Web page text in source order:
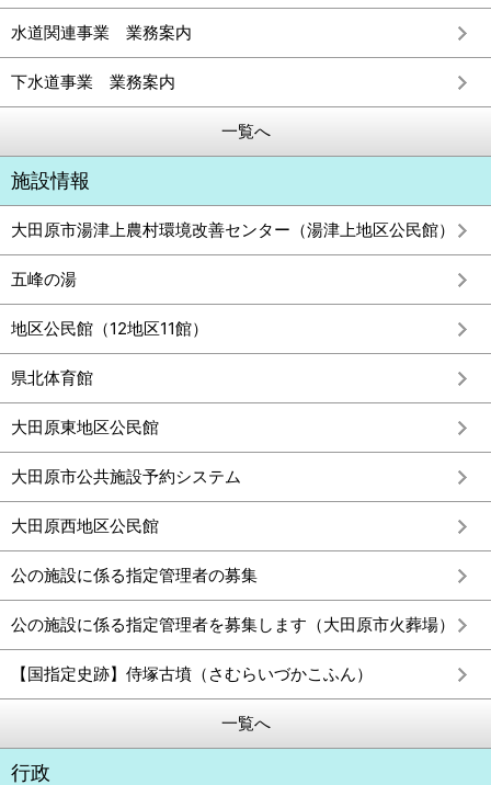
水道関連事業 業務案内
下水道事業 業務案内
一覧へ
施設情報
大田原市湯津上農村環境改善センター（湯津上地区公民館）
五峰の湯
地区公民館（12地区11館）
県北体育館
大田原東地区公民館
大田原市公共施設予約システム
大田原西地区公民館
公の施設に係る指定管理者の募集
公の施設に係る指定管理者を募集します（大田原市火葬場）
【国指定史跡】侍塚古墳（さむらいづかこふん）
一覧へ
行政